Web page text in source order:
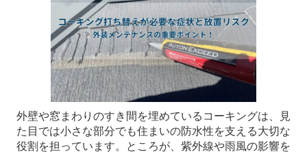
外壁や窓まわりのすき間を埋めているコーキングは、見
た目では小さな部分でも住まいの防水性を支える大切な
役割を担っています。ところが、紫外線や雨風の影響を